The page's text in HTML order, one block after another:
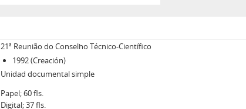
21ª Reunião do Conselho Técnico-Científico
1992 (Creación)
Unidad documental simple
Papel; 60 fls.
Digital; 37 fls.